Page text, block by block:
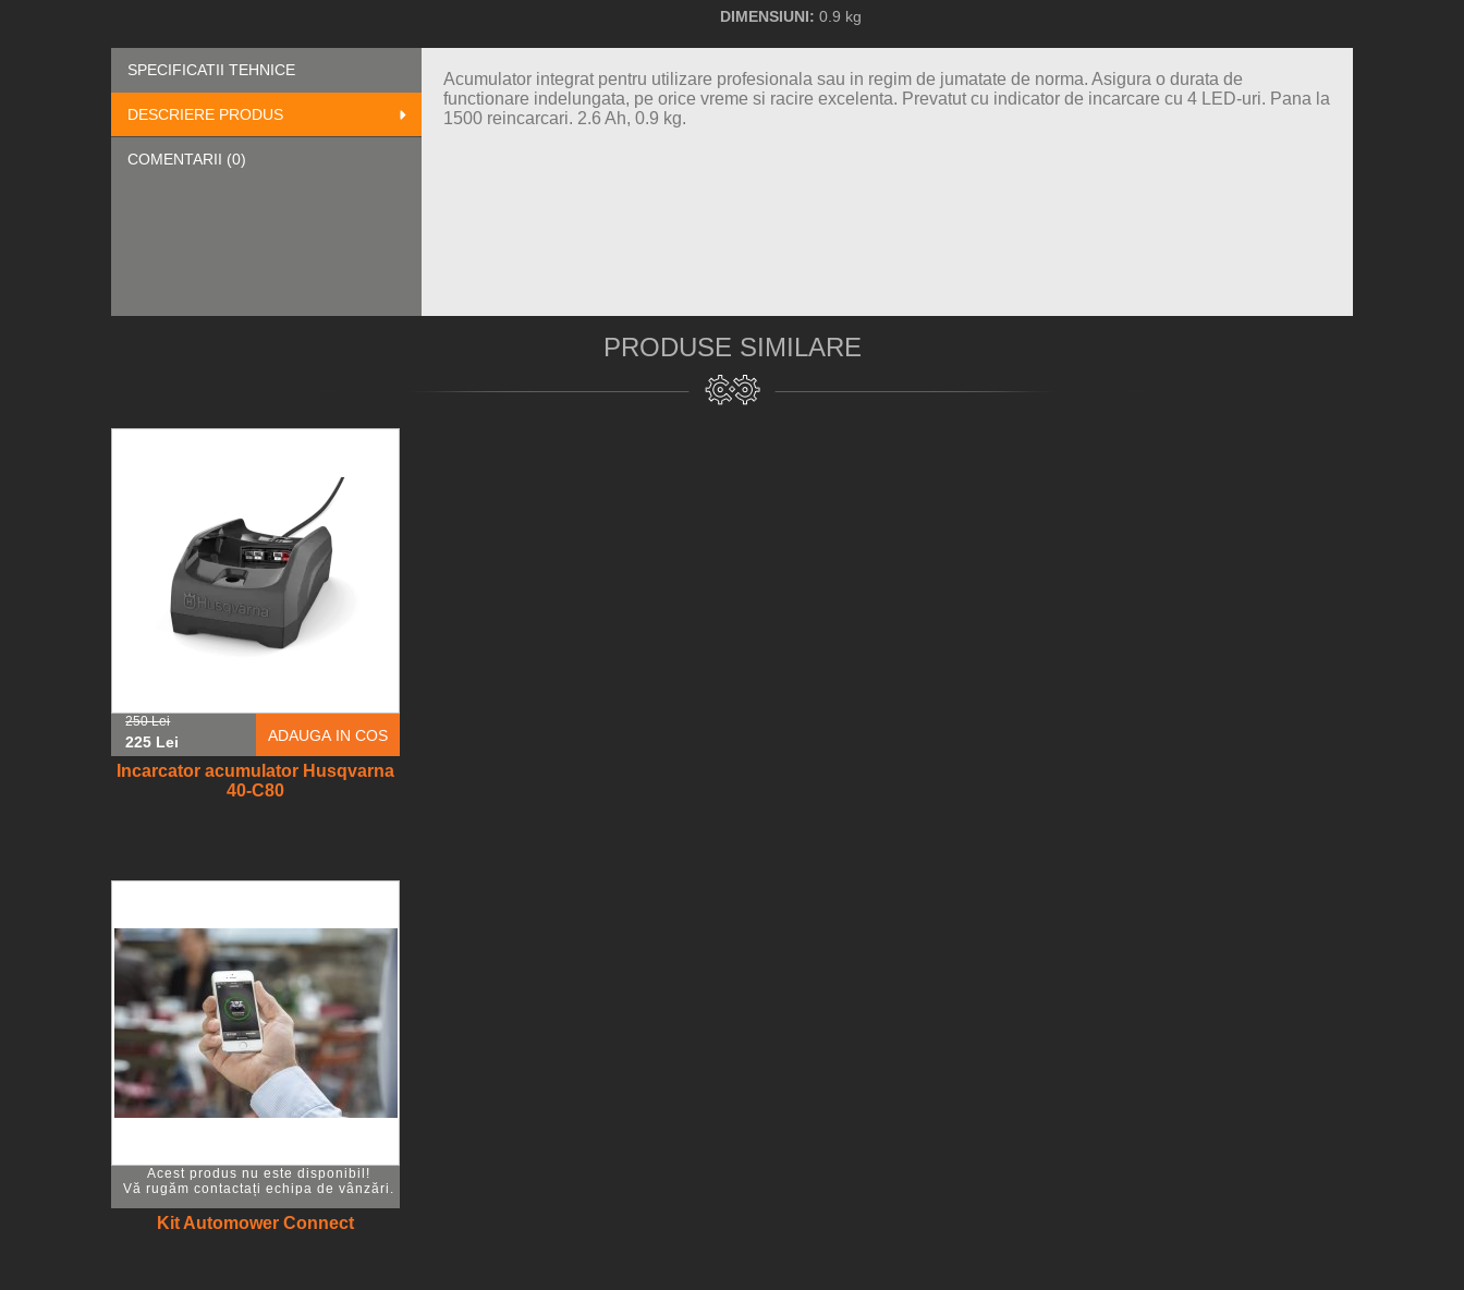
DIMENSIUNI: 0.9 kg
SPECIFICATII TEHNICE
DESCRIERE PRODUS
COMENTARII (0)
Acumulator integrat pentru utilizare profesionala sau in regim de jumatate de norma. Asigura o durata de
functionare indelungata, pe orice vreme si racire excelenta. Prevatut cu indicator de incarcare cu 4 LED-uri. Pana la
1500 reincarcari. 2.6 Ah, 0.9 kg.
PRODUSE SIMILARE
250 Lei
225 Lei ADAUGA IN COS
Incarcator acumulator Husqvarna
40-C80
Acest produs nu este disponibil!
Vă rugăm contactați echipa de vânzări.
Kit Automower Connect